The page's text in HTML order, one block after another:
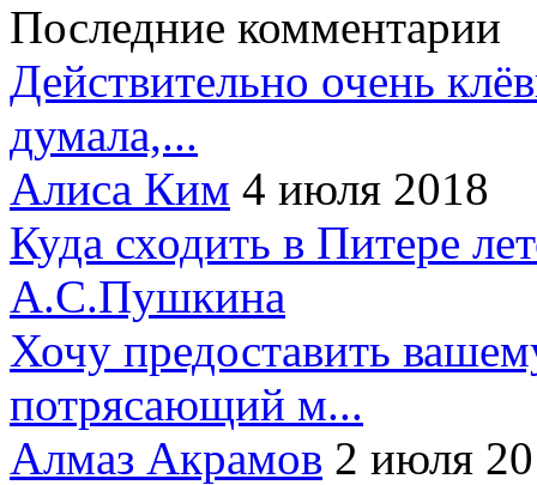
Последние комментарии
Действительно очень
думала,...
Алиса Ким 4 июля 2018
Куда сходить в Питере
А.С.Пушкина
Хочу предоставить
потрясающий м...
Алмаз Акрамов 2 июля